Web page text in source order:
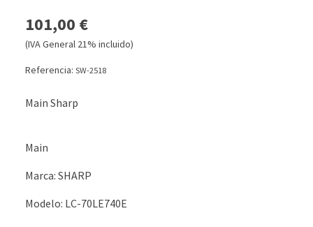
101,00 €
(IVA General 21% incluido)
Referencia: SW-2518
Main Sharp
Main
Marca: SHARP
Modelo: LC-70LE740E